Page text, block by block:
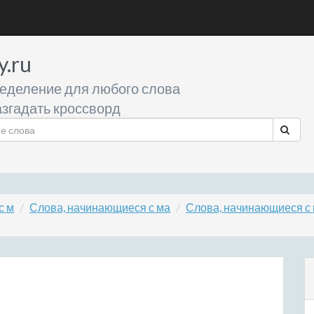
для любого слова
кроссворд
м Слова, начинающиеся с ма Слова, начинающиеся с